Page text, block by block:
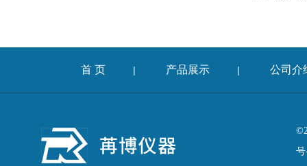
首 页 | 产品展示 | 公司介
号